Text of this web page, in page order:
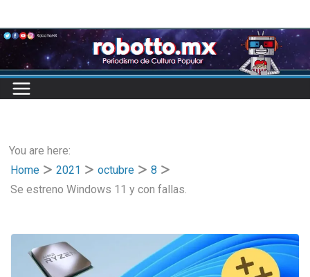
to
content
You are here:
Home
2021 octubre
8
Se estreno Windows 11 y con fallas.